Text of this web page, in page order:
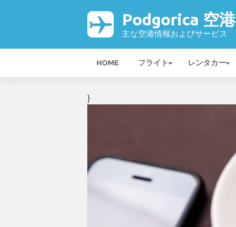
Podgorica 空港
主な空港情報およびサービス
HOME フライト レンタカー
}